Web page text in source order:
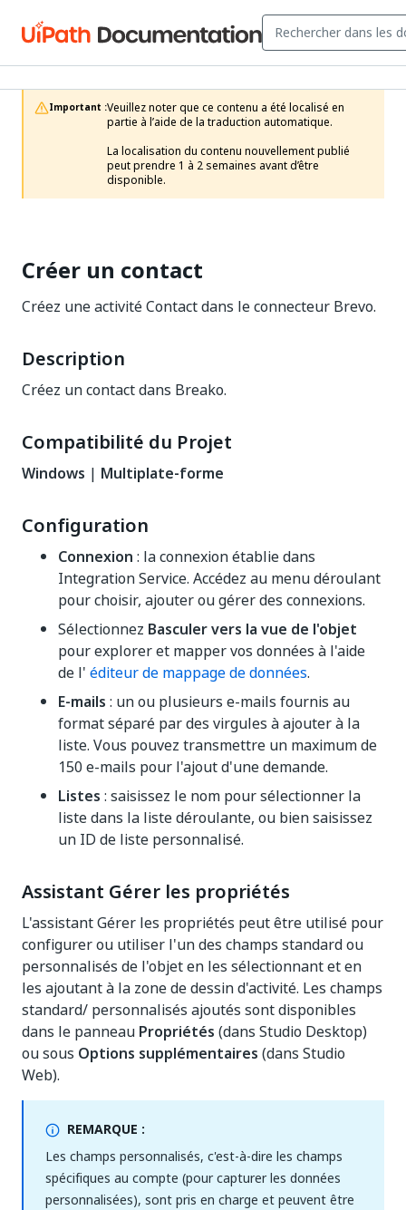
Important :Veuillez noter que ce contenu a été localisé en
partie à l’aide de la traduction automatique.
La localisation du contenu nouvellement publié
peut prendre 1 à 2 semaines avant d’être
disponible.
Créer un contact
Créez une activité Contact dans le connecteur Brevo.
Description
Créez un contact dans Breako.
Compatibilité du Projet
Windows | Multiplate-forme
Configuration
Connexion : la connexion établie dans
Integration Service. Accédez au menu déroulant
pour choisir, ajouter ou gérer des connexions.
Sélectionnez Basculer vers la vue de l'objet
pour explorer et mapper vos données à l'aide
de l' éditeur de mappage de données.
E-mails : un ou plusieurs e-mails fournis au
format séparé par des virgules à ajouter à la
liste. Vous pouvez transmettre un maximum de
150 e-mails pour l'ajout d'une demande.
Listes : saisissez le nom pour sélectionner la
liste dans la liste déroulante, ou bien saisissez
un ID de liste personnalisé.
Assistant Gérer les propriétés
L'assistant Gérer les propriétés peut être utilisé pour
configurer ou utiliser l'un des champs standard ou
personnalisés de l'objet en les sélectionnant et en
les ajoutant à la zone de dessin d'activité. Les champs
standard/ personnalisés ajoutés sont disponibles
dans le panneau Propriétés (dans Studio Desktop)
ou sous Options supplémentaires (dans Studio
Web).
REMARQUE :
Les champs personnalisés, c'est-à-dire les champs
spécifiques au compte (pour capturer les données
personnalisées), sont pris en charge et peuvent être